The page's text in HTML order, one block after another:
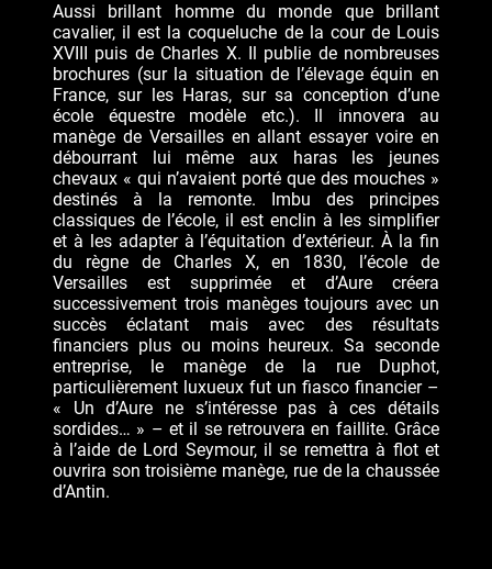
Aussi brillant homme du monde que brillant
cavalier, il est la coqueluche de la cour de Louis
XVIII puis de Charles X. Il publie de nombreuses
brochures (sur la situation de l’élevage équin en
France, sur les Haras, sur sa conception d’une
école équestre modèle etc.). Il innovera au
manège de Versailles en allant essayer voire en
débourrant lui même aux haras les jeunes
chevaux « qui n’avaient porté que des mouches »
destinés à la remonte. Imbu des principes
classiques de l’école, il est enclin à les simplifier
et à les adapter à l’équitation d’extérieur. À la fin
du règne de Charles X, en 1830, l’école de
Versailles est supprimée et d’Aure créera
successivement trois manèges toujours avec un
succès éclatant mais avec des résultats
financiers plus ou moins heureux. Sa seconde
entreprise, le manège de la rue Duphot,
particulièrement luxueux fut un fiasco financier –
« Un d’Aure ne s’intéresse pas à ces détails
sordides… » – et il se retrouvera en faillite. Grâce
à l’aide de Lord Seymour, il se remettra à flot et
ouvrira son troisième manège, rue de la chaussée
d’Antin.